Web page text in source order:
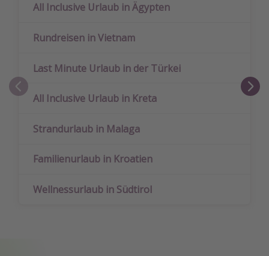
All Inclusive Urlaub in Ägypten
Rundreisen in Vietnam
Last Minute Urlaub in der Türkei
All Inclusive Urlaub in Kreta
Strandurlaub in Malaga
Familienurlaub in Kroatien
Wellnessurlaub in Südtirol